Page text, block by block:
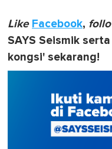
Like Facebook,
SAYS Seismik
kongsi' sekarang!